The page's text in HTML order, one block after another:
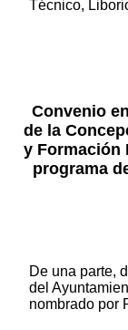
Técnico,
Convenio
de la
y Formación
programa
De una parte,
del
nombrado por